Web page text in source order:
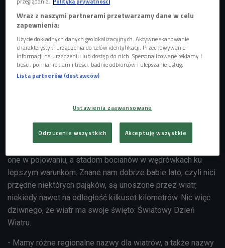
W zeszłym roku 70 procent farm wiatrowych przyniosło starty
Ruch powietrza powoduje różnica ciśnienia, która czasami
jest spowodowana różnicą temperatur, a czasami różnicą w
kształcie powierzchni gruntu.
Niektóre ptaki wykorzystują
one w polowaniu, a stadom bocianów w wędrówkach ku
lepszym warunkom. Znane nam dobrze babie lato, czyli nici
przędne niektórych pająków, są unoszone przez wiatr,
niekiedy nawet na odległość kilkuset kilometrów. Nic więc
dziwnego, że wiatr ma swoje święto: Światowy Dzień
Wiatru.
- Mamy różne regionalne nazwy dla wiatrów, a także nazwy
Wraz z naszymi partnerami przetwarzamy dane w celu
zapewnienia:
Użycie dokładnych danych geolokalizacyjnych. Aktywne skanowanie
charakterystyki urządzenia do celów identyfikacji. Przechowywanie
informacji na urządzeniu lub dostęp do nich. Spersonalizowane reklamy i
treści, pomiar reklam i treści, badnie odbiorców i ulepszanie usług.
Lista partnerów (dostawców)
Ustawienia zaawansowane
Odrzucenie wszystkich Akceptuję wszystkie